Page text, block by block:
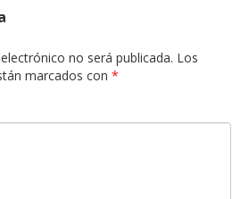
no será publicada. Los
marcados con *